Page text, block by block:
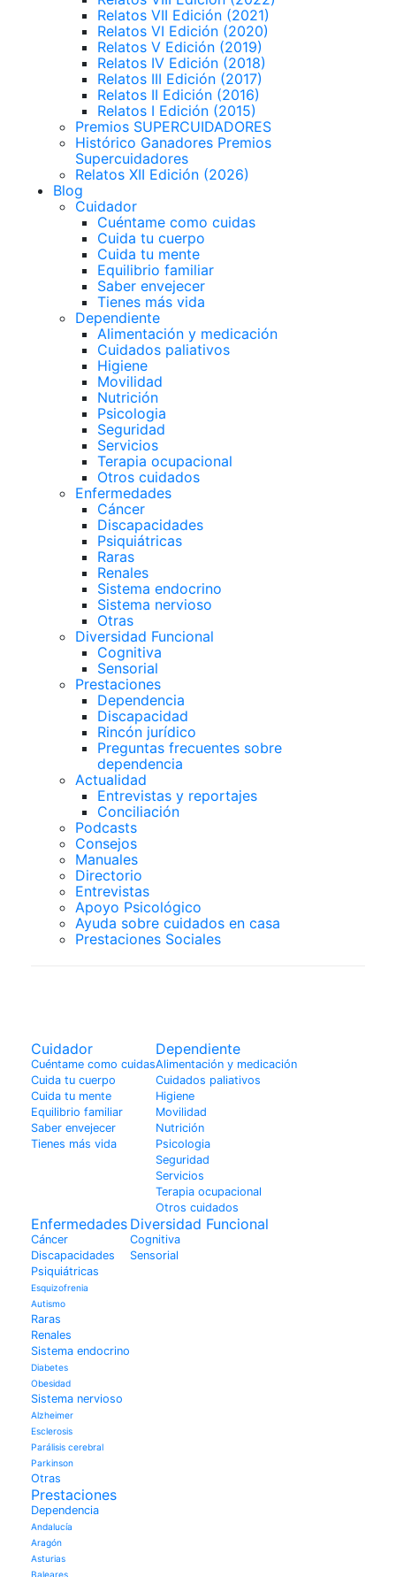
Relatos VII Edición (2021)
Relatos VI Edición (2020)
Relatos V Edición (2019)
Relatos IV Edición (2018)
Relatos III Edición (2017)
Relatos II Edición (2016)
Relatos I Edición (2015)
Premios SUPERCUIDADORES
Histórico Ganadores Premios
Supercuidadores
Relatos XII Edición (2026)
Blog
Cuidador
Cuéntame como cuidas
Cuida tu cuerpo
Cuida tu mente
Equilibrio familiar
Saber envejecer
Tienes más vida
Dependiente
Alimentación y medicación
Cuidados paliativos
Higiene
Movilidad
Nutrición
Psicologia
Seguridad
Servicios
Terapia ocupacional
Otros cuidados
Enfermedades
Cáncer
Discapacidades
Psiquiátricas
Raras
Renales
Sistema endocrino
Sistema nervioso
Otras
Diversidad Funcional
Cognitiva
Sensorial
Prestaciones
Dependencia
Discapacidad
Rincón jurídico
Preguntas frecuentes sobre
dependencia
Actualidad
Entrevistas y reportajes
Conciliación
Podcasts
Consejos
Manuales
Directorio
Entrevistas
Apoyo Psicológico
Ayuda sobre cuidados en casa
Prestaciones Sociales
Cuidador
Cuéntame como cuidas
Cuida tu cuerpo
Cuida tu mente
Equilibrio familiar
Saber envejecer
Tienes más vida
Dependiente
Alimentación y medicación
Cuidados paliativos
Higiene
Movilidad
Nutrición
Psicologia
Seguridad
Servicios
Terapia ocupacional
Otros cuidados
Enfermedades
Cáncer
Discapacidades
Psiquiátricas
Esquizofrenia
Autismo
Raras
Renales
Sistema endocrino
Diabetes
Obesidad
Sistema nervioso
Alzheimer
Esclerosis
Parálisis cerebral
Parkinson
Otras
Diversidad Funcional
Cognitiva
Sensorial
Prestaciones
Dependencia
Andalucía
Aragón
Asturias
Baleares